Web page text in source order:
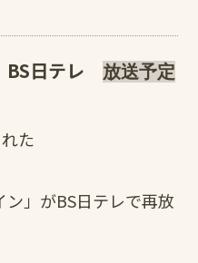
BS日テレ 放送予定
た
ン」がBS日テレで再放